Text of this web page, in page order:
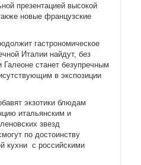
презентацией высокой
новые французские
гастрономическое
Италии найдут, без
Галеоне станет безупречным
в экспозиции
экзотики блюдам
итальянским и
звезд
по достоинству
кухни с российскими